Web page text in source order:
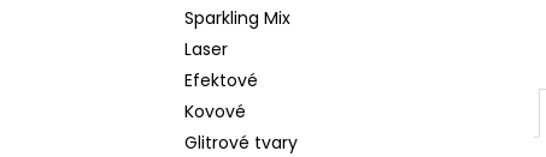
Sparkling Mix
Laser
Efektové
Kovové
Glitrové tvary